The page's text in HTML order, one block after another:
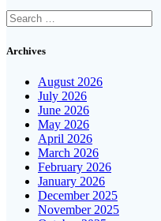
Search
for:
Archives
August 2026
July 2026
June 2026
May 2026
April 2026
March 2026
February 2026
January 2026
December 2025
November 2025